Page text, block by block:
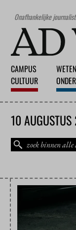
Onafhankelijke
CAMPUS
CULTUUR
10